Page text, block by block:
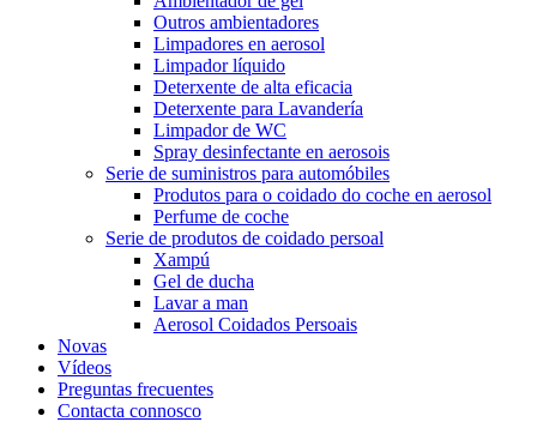
Outros ambientadores
Limpadores en aerosol
Limpador líquido
Deterxente de alta eficacia
Deterxente para Lavandería
Limpador de WC
Spray desinfectante en aerosois
Serie de suministros para automóbiles
Produtos para o coidado do coche en aerosol
Perfume de coche
Serie de produtos de coidado persoal
Xampú
Gel de ducha
Lavar a man
Aerosol Coidados Persoais
Novas
Vídeos
Preguntas frecuentes
Contacta connosco